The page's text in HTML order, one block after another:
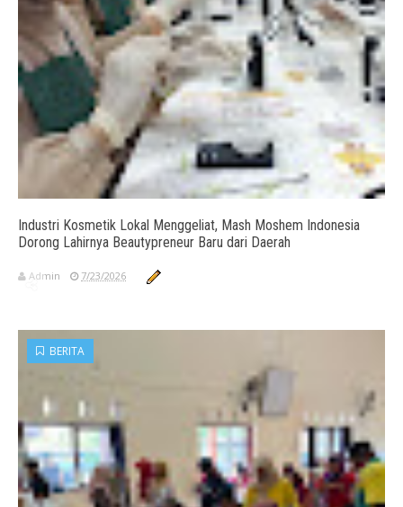
Industri Kosmetik Lokal Menggeliat, Mash Moshem Indonesia
Dorong Lahirnya Beautypreneur Baru dari Daerah
Admin 7/23/2026
BERITA